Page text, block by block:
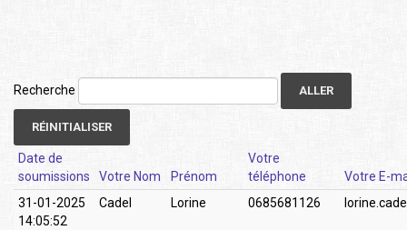
Recherche ALLER
RÉINITIALISER
Date de
soumissions
Votre Nom Prénom
Votre
téléphone
Votre E-
31-01-2025
14:05:52
Cadel Lorine 0685681126